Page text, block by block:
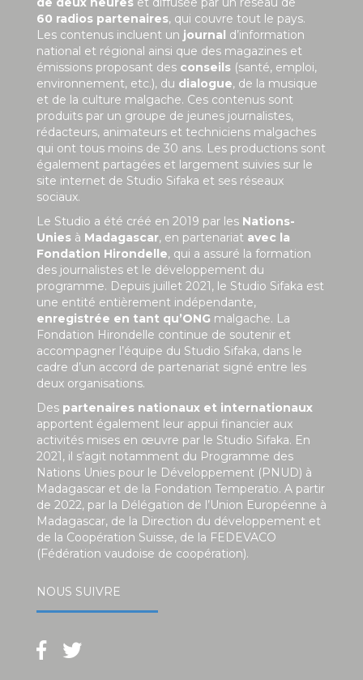
60 radios partenaires, qui couvre tout le pays.
Les contenus incluent un journal d’information
national et régional ainsi que des magazines et
émissions proposant des conseils (santé, emploi,
environnement, etc.), du dialogue, de la musique
et de la culture malgache. Ces contenus sont
produits par un groupe de jeunes journalistes,
rédacteurs, animateurs et techniciens malgaches
qui ont tous moins de 30 ans. Les productions sont
également partagées et largement suivies sur le
site internet de Studio Sifaka et ses réseaux
sociaux.
Le Studio a été créé en 2019 par les Nations-
Unies à Madagascar, en partenariat avec la
Fondation Hirondelle, qui a assuré la formation
des journalistes et le développement du
programme. Depuis juillet 2021, le Studio Sifaka est
une entité entièrement indépendante,
enregistrée en tant qu’ONG malgache. La
Fondation Hirondelle continue de soutenir et
accompagner l’équipe du Studio Sifaka, dans le
cadre d’un accord de partenariat signé entre les
deux organisations.
Des partenaires nationaux et internationaux
apportent également leur appui financier aux
activités mises en œuvre par le Studio Sifaka. En
2021, il s’agit notamment du Programme des
Nations Unies pour le Développement (PNUD) à
Madagascar et de la Fondation Temperatio. A partir
de 2022, par la Délégation de l’Union Européenne à
Madagascar, de la Direction du développement et
de la Coopération Suisse, de la FEDEVACO
(Fédération vaudoise de coopération).
NOUS SUIVRE